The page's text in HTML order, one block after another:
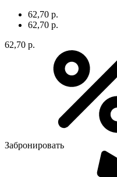
62,70 р.
62,70 р.
62,70 р.
Забронировать